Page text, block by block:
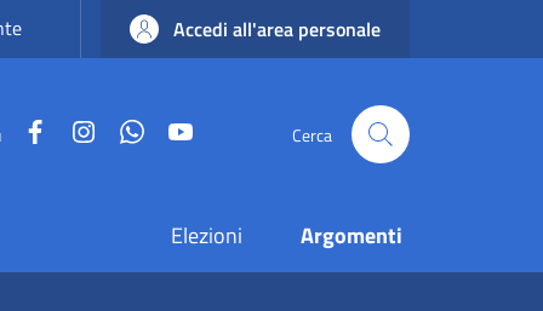
Accedi all'area personale
FacebookInstagramWhatsApp Cerca
Elezioni Argomenti